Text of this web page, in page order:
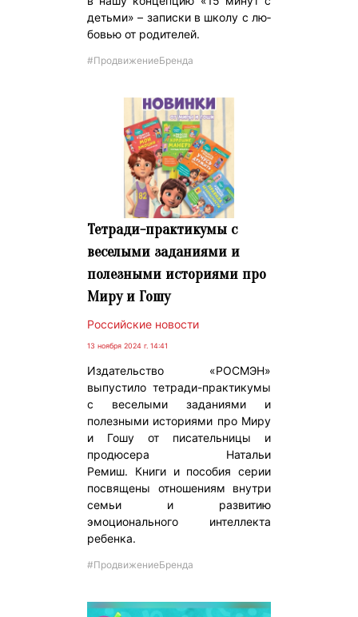
деть­ми» – за­пис­ки в шко­лу с лю­
бовью от ро­дите­лей.
#ПродвижениеБренда
Тетради-практикумы с
веселыми заданиями и
полезными историями про
Миру и Гошу
Российские новости
13 ноября 2024 г. 14:41
Издательство «РОСМЭН»
выпустило тетради-практикумы
с веселыми заданиями и
полезными историями про Миру
и Гошу от писательницы и
продюсера Натальи
Ремиш. Книги и пособия серии
посвящены отношениям внутри
семьи и развитию
эмоционального интеллекта
ребенка.
#ПродвижениеБренда